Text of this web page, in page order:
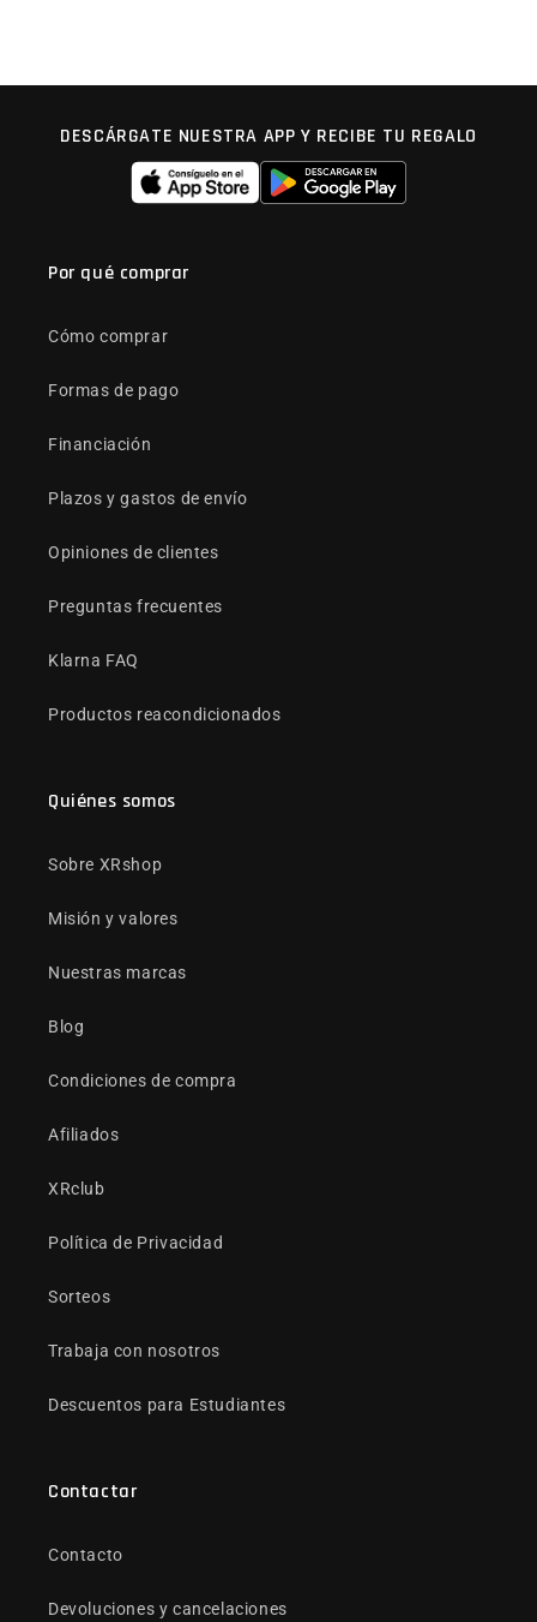
DESCÁRGATE NUESTRA APP Y RECIBE TU REGALO
Por qué comprar
Cómo comprar
Formas de pago
Financiación
Plazos y gastos de envío
Opiniones de clientes
Preguntas frecuentes
Klarna FAQ
Productos reacondicionados
Quiénes somos
Sobre XRshop
Misión y valores
Nuestras marcas
Blog
Condiciones de compra
Afiliados
XRclub
Política de Privacidad
Sorteos
Trabaja con nosotros
Descuentos para Estudiantes
Contactar
Contacto
Devoluciones y cancelaciones